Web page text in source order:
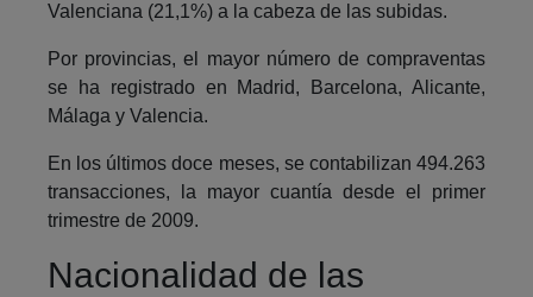
Valenciana (21,1%) a la cabeza de las subidas.
Por provincias, el mayor número de compraventas
se ha registrado en Madrid, Barcelona, Alicante,
Málaga y Valencia.
En los últimos doce meses, se contabilizan 494.263
transacciones, la mayor cuantía desde el primer
trimestre de 2009.
Nacionalidad de las